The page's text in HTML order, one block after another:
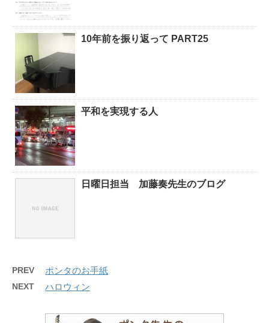
10年前を振り返って PART25
平和を実現する人
日曜日担当 加藤奏先生のブログ
PREV ポンタのお手紙
NEXT ハロウィン